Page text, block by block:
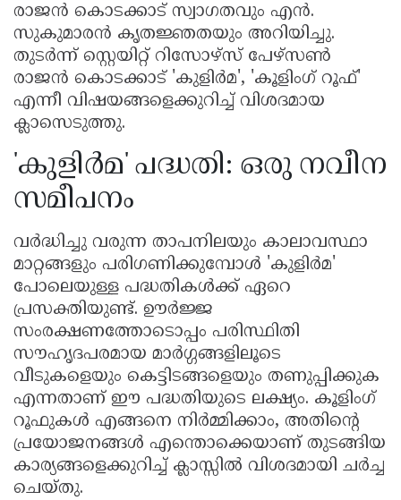
രാജൻ കൊടക്കാട് സ്വാഗതവും എൻ.
സുകുമാരൻ കൃതജ്ഞതയും അറിയിച്ചു.
തുടർന്ന് സ്റ്റെയിറ്റ് റിസോഴ്സ് പേഴ്സൺ
രാജൻ കൊടക്കാട് 'കുളിർമ', 'കൂളിംഗ് റൂഫ്'
എന്നീ വിഷയങ്ങളെക്കുറിച്ച് വിശദമായ
ക്ലാസെടുത്തു.
'കുളിർമ' പദ്ധതി: ഒരു നവീന
സമീപനം
വർദ്ധിച്ചു വരുന്ന താപനിലയും കാലാവസ്ഥാ
മാറ്റങ്ങളും പരിഗണിക്കുമ്പോൾ 'കുളിർമ'
പോലെയുള്ള പദ്ധതികൾക്ക് ഏറെ
പ്രസക്തിയുണ്ട്. ഊർജ്ജ
സംരക്ഷണത്തോടൊപ്പം പരിസ്ഥിതി
സൗഹൃദപരമായ മാർഗ്ഗങ്ങളിലൂടെ
വീടുകളെയും കെട്ടിടങ്ങളെയും തണുപ്പിക്കുക
എന്നതാണ് ഈ പദ്ധതിയുടെ ലക്ഷ്യം. കൂളിംഗ്
റൂഫുകൾ എങ്ങനെ നിർമ്മിക്കാം, അതിൻ്റെ
പ്രയോജനങ്ങൾ എന്തൊക്കെയാണ് തുടങ്ങിയ
കാര്യങ്ങളെക്കുറിച്ച് ക്ലാസ്സിൽ വിശദമായി ചർച്ച
ചെയ്തു.